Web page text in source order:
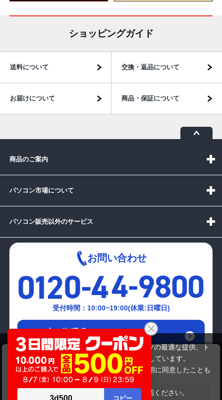
TOSHIBA PT55247FBFW
商品価格 54,780円
在庫がありません
ショッピングガイド
送料について 交換・返品について
お届けについて 商品・保証について
商品のご案内
パソコン市場について
パソコン販売以外のサービス
お問い合わせ
受付時間：10:00~19:00(休業:日曜日)
メールでの
お問い合わせはこちら
当サイトでは利用体験の向上およびコンテンツの最適な提供、ト
ラフィックの分析を目的としてCookieを使用しています。
サイトの閲覧を継続された場合、Cookieの利用に同意したことも
のといたします。
をご確認ください。